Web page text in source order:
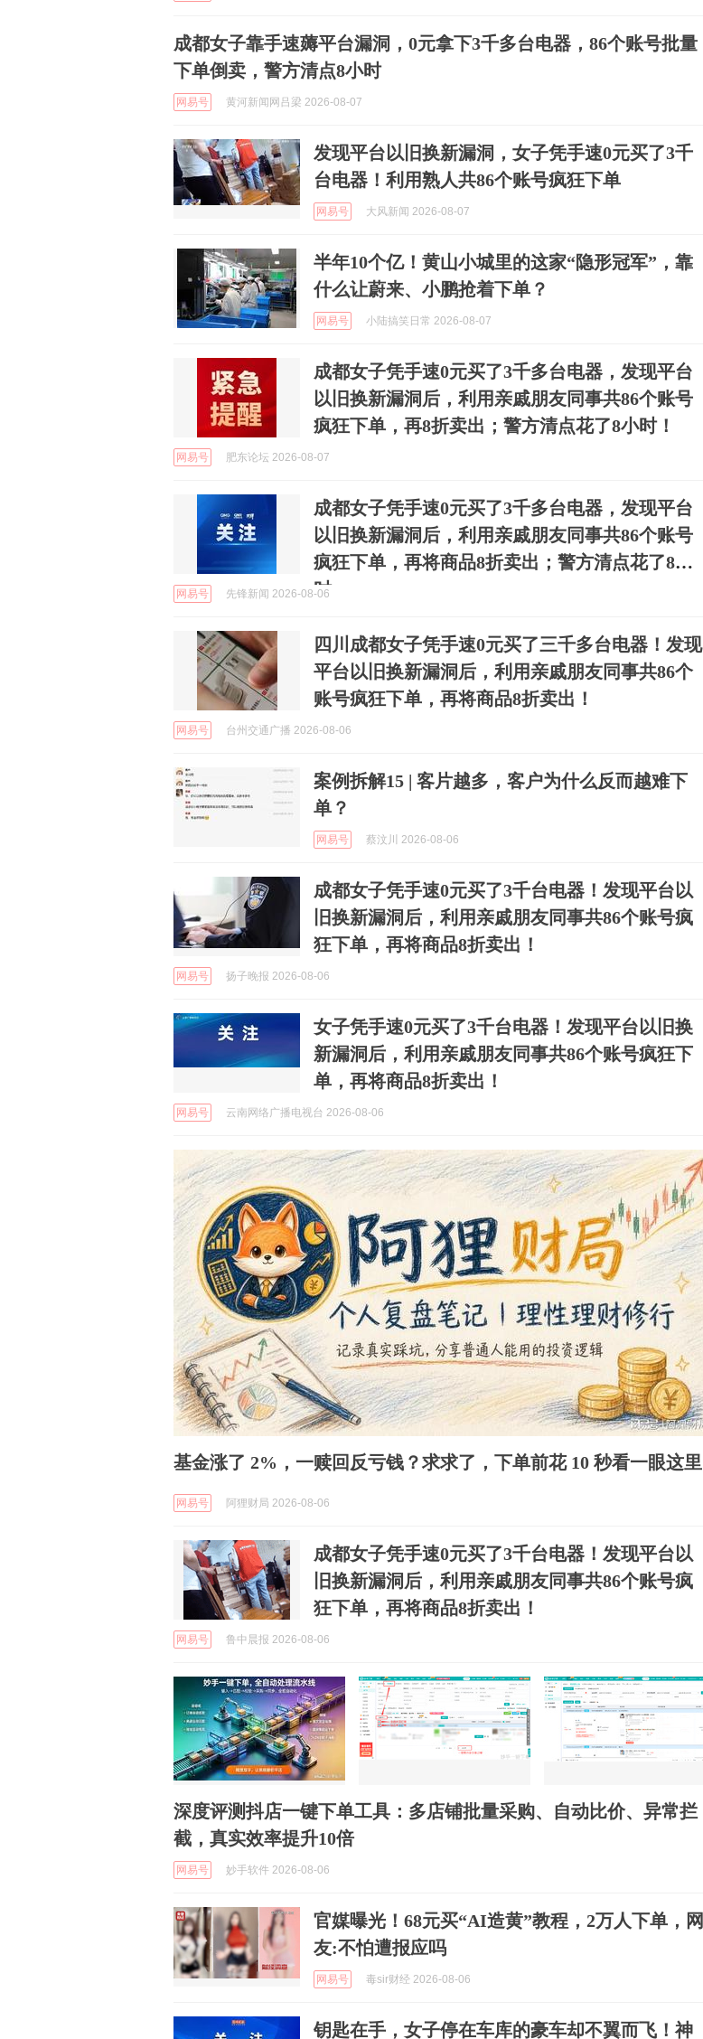
成都女子靠手速薅平台漏洞，0元拿下3千多台电器，86个账号批量
下单倒卖，警方清点8小时
网易号 黄河新闻网吕梁 2026-08-07
发现平台以旧换新漏洞，女子凭手速0元买了3千
台电器！利用熟人共86个账号疯狂下单
网易号 大风新闻 2026-08-07
半年10个亿！黄山小城里的这家“隐形冠军”，靠
什么让蔚来、小鹏抢着下单？
网易号 小陆搞笑日常 2026-08-07
成都女子凭手速0元买了3千多台电器，发现平台
以旧换新漏洞后，利用亲戚朋友同事共86个账号
疯狂下单，再8折卖出；警方清点花了8小时！
网易号 肥东论坛 2026-08-07
成都女子凭手速0元买了3千多台电器，发现平台
以旧换新漏洞后，利用亲戚朋友同事共86个账号
疯狂下单，再将商品8折卖出；警方清点花了8小
时
网易号 先锋新闻 2026-08-06
四川成都女子凭手速0元买了三千多台电器！发现
平台以旧换新漏洞后，利用亲戚朋友同事共86个
账号疯狂下单，再将商品8折卖出！
网易号 台州交通广播 2026-08-06
案例拆解15 | 客片越多，客户为什么反而越难下
单？
网易号 蔡汶川 2026-08-06
成都女子凭手速0元买了3千台电器！发现平台以
旧换新漏洞后，利用亲戚朋友同事共86个账号疯
狂下单，再将商品8折卖出！
网易号 扬子晚报 2026-08-06
女子凭手速0元买了3千台电器！发现平台以旧换
新漏洞后，利用亲戚朋友同事共86个账号疯狂下
单，再将商品8折卖出！
网易号 云南网络广播电视台 2026-08-06
基金涨了 2%，一赎回反亏钱？求求了，下单前花 10 秒看一眼这里
网易号 阿狸财局 2026-08-06
成都女子凭手速0元买了3千台电器！发现平台以
旧换新漏洞后，利用亲戚朋友同事共86个账号疯
狂下单，再将商品8折卖出！
网易号 鲁中晨报 2026-08-06
深度评测抖店一键下单工具：多店铺批量采购、自动比价、异常拦
截，真实效率提升10倍
网易号 妙手软件 2026-08-06
官媒曝光！68元买“AI造黄”教程，2万人下单，网
友:不怕遭报应吗
网易号 毒sir财经 2026-08-06
钥匙在手，女子停在车库的豪车却不翼而飞！神